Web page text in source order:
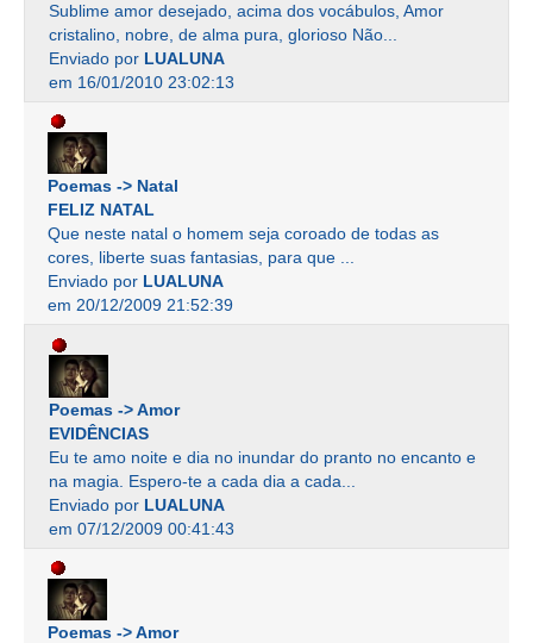
Sublime amor desejado, acima dos vocábulos, Amor
cristalino, nobre, de alma pura, glorioso Não...
Enviado por LUALUNA
em 16/01/2010 23:02:13
Poemas -> Natal
FELIZ NATAL
Que neste natal o homem seja coroado de todas as
cores, liberte suas fantasias, para que ...
Enviado por LUALUNA
em 20/12/2009 21:52:39
Poemas -> Amor
EVIDÊNCIAS
Eu te amo noite e dia no inundar do pranto no encanto e
na magia. Espero-te a cada dia a cada...
Enviado por LUALUNA
em 07/12/2009 00:41:43
Poemas -> Amor